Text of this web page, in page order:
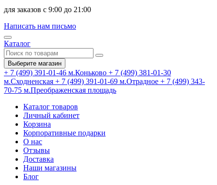
для заказов с 9:00 до 21:00
Написать нам письмо
Каталог
Выберите магазин
+ 7 (499) 391-01-46 м.Коньково + 7 (499) 381-01-30
м.Сходненская + 7 (499) 391-01-69 м.Отрадное + 7 (499) 343-
70-75 м.Преображенская площадь
Каталог товаров
Личный кабинет
Корзина
Корпоративные подарки
О нас
Отзывы
Доставка
Наши магазины
Блог